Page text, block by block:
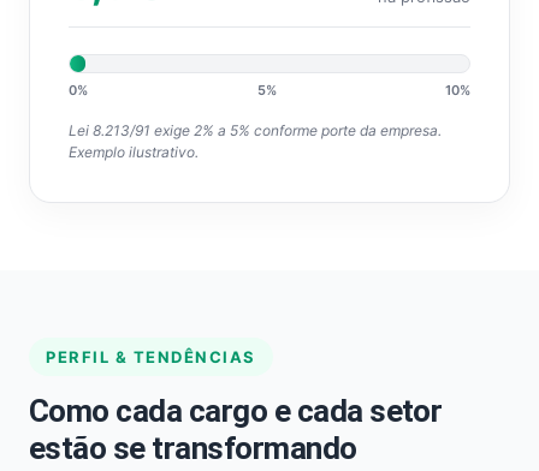
0% 5% 10%
Lei 8.213/91 exige 2% a 5% conforme porte da empresa.
Exemplo ilustrativo.
PERFIL & TENDÊNCIAS
Como cada cargo e cada setor
estão se transformando